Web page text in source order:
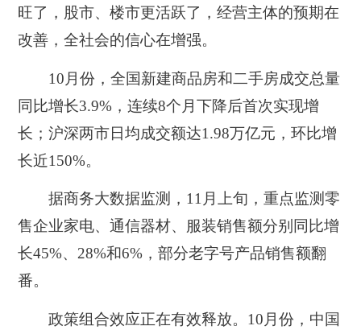
旺了，股市、楼市更活跃了，经营主体的预期在
改善，全社会的信心在增强。
10月份，全国新建商品房和二手房成交总量
同比增长3.9%，连续8个月下降后首次实现增
长；沪深两市日均成交额达1.98万亿元，环比增
长近150%。
据商务大数据监测，11月上旬，重点监测零
售企业家电、通信器材、服装销售额分别同比增
长45%、28%和6%，部分老字号产品销售额翻
番。
政策组合效应正在有效释放。10月份，中国